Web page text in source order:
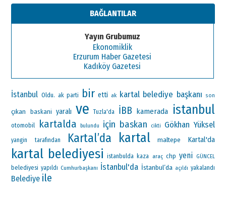
BAĞLANTILAR
Yayın Grubumuz
Ekonomiklik
Erzurum Haber Gazetesi
Kadıköy Gazetesi
İstanbul Oldu. ak parti bir etti ak kartal belediye başkanı son
çıkan baskani yaralı ve Tuzla'da İBB kamerada istanbul
otomobil kartalda bulundu için baskan cikti Gökhan Yüksel
yangin tarafından Kartal’da kartal maltepe Kartal'da
kartal belediyesi istanbulda kaza araç chp yeni GÜNCEL
belediyesi yapıldı Cumhurbaşkanı İstanbul'da İstanbul’da açıldı yakalandı
Belediye ile